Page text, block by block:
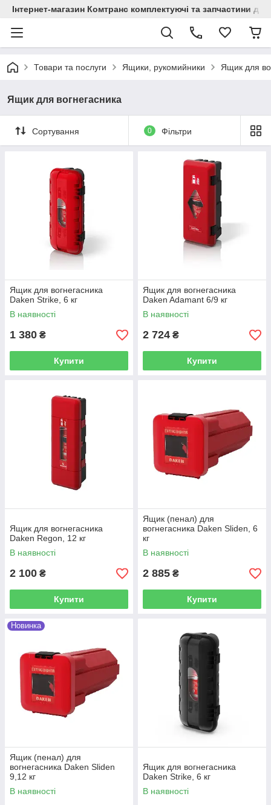
Інтернет-магазин Комтранс комплектуючі та запчастини
Товари та послуги Ящики, рукомийники Ящик для
Ящик для вогнегасника
Сортування 0 Фільтри
Ящик для вогнегасника
Daken Strike, 6 кг
В наявності
1 380 ₴
Купити
Ящик для вогнегасника
Daken Adamant 6/9 кг
В наявності
2 724 ₴
Купити
Ящик для вогнегасника
Daken Regon, 12 кг
В наявності
2 100 ₴
Купити
Ящик (пенал) для
вогнегасника Daken Sliden, 6
кг
В наявності
2 885 ₴
Купити
Новинка
Ящик (пенал) для
вогнегасника Daken Sliden
9,12 кг
В наявності
Ящик для вогнегасника
Daken Strike, 6 кг
В наявності